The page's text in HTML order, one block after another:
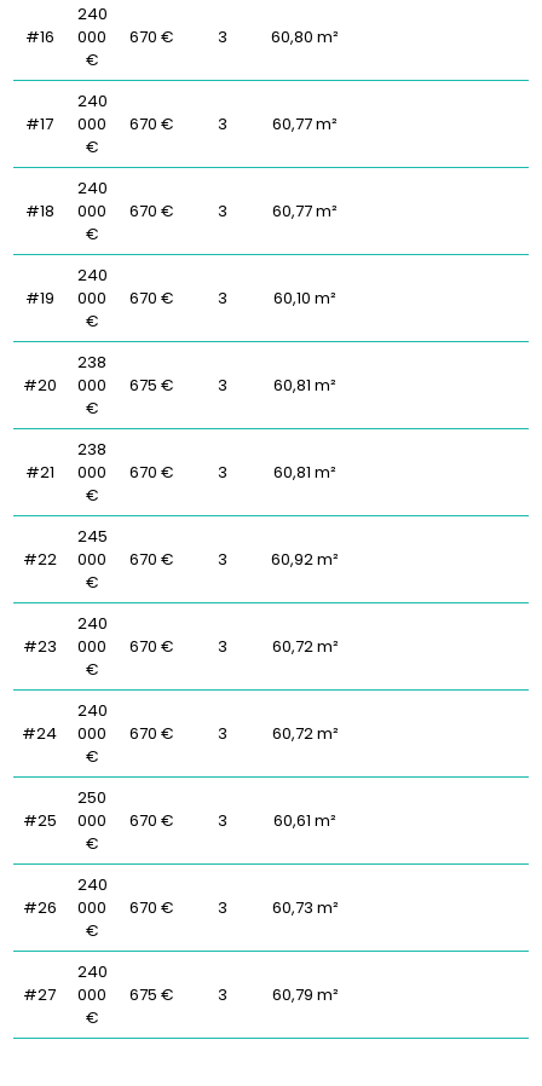
#16
240
000
€
670 € 3 60,80 m²
#17
240
000
€
670 € 3 60,77 m²
#18
240
000
€
670 € 3 60,77 m²
#19
240
000
€
670 € 3 60,10 m²
#20
238
000
€
675 € 3 60,81 m²
#21
238
000
€
670 € 3 60,81 m²
#22
245
000
€
670 € 3 60,92 m²
#23
240
000
€
670 € 3 60,72 m²
#24
240
000
€
670 € 3 60,72 m²
#25
250
000
€
670 € 3 60,61 m²
#26
240
000
€
670 € 3 60,73 m²
#27
240
000
€
675 € 3 60,79 m²